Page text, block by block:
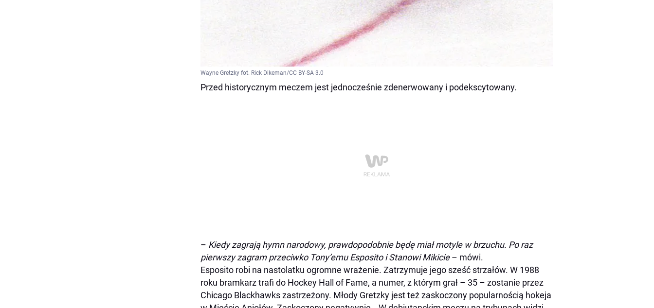
Wayne Gretzky fot. Rick Dikeman/CC BY-SA 3.0
Przed historycznym meczem jest jednocześnie zdenerwowany i podekscytowany.
– Kiedy zagrają hymn narodowy, prawdopodobnie będę miał motyle w brzuchu. Po raz
pierwszy zagram przeciwko Tony’emu Esposito i Stanowi Mikicie– mówi.
Esposito robi na nastolatku ogromne wrażenie. Zatrzymuje jego sześć strzałów. W 1988
roku bramkarz trafi do Hockey Hall of Fame, a numer, z którym grał – 35 – zostanie przez
Chicago Blackhawks zastrzeżony. Młody Gretzky jest też zaskoczony popularnością hokeja